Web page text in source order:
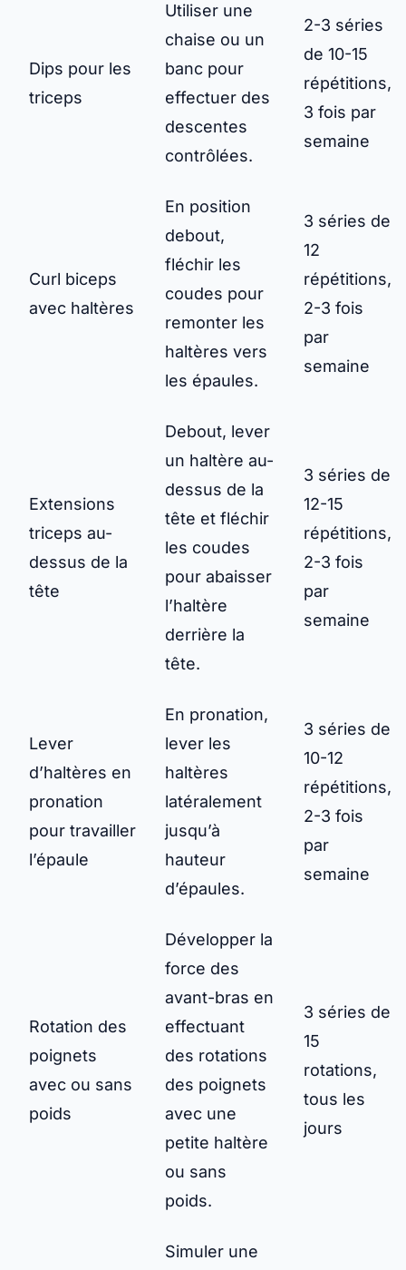
Dips pour les
triceps
Utiliser une
chaise ou un
banc pour
effectuer des
descentes
contrôlées.
2-3 séries
de 10-15
répétitions,
3 fois par
semaine
Curl biceps
avec haltères
En position
debout,
fléchir les
coudes pour
remonter les
haltères vers
les épaules.
3 séries de
12
répétitions,
2-3 fois
par
semaine
Extensions
triceps au-
dessus de la
tête
Debout, lever
un haltère au-
dessus de la
tête et fléchir
les coudes
pour abaisser
l’haltère
derrière la
tête.
3 séries de
12-15
répétitions,
2-3 fois
par
semaine
Lever
d’haltères en
pronation
pour travailler
l’épaule
En pronation,
lever les
haltères
latéralement
jusqu’à
hauteur
d’épaules.
3 séries de
10-12
répétitions,
2-3 fois
par
semaine
Rotation des
poignets
avec ou sans
poids
Développer la
force des
avant-bras en
effectuant
des rotations
des poignets
avec une
petite haltère
ou sans
poids.
3 séries de
15
rotations,
tous les
jours
Simuler une